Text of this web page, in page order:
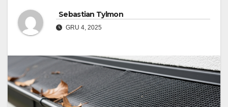
Sebastian Tylmon
GRU 4, 2025